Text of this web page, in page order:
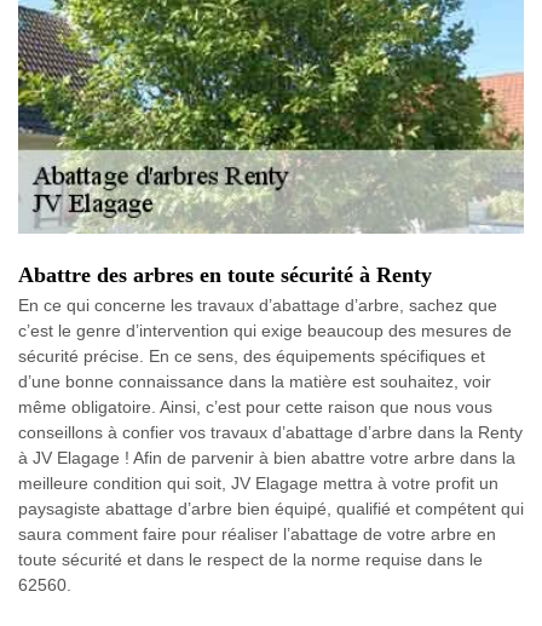
Abattre des arbres en toute sécurité à Renty
En ce qui concerne les travaux d’abattage d’arbre, sachez que
c’est le genre d’intervention qui exige beaucoup des mesures de
sécurité précise. En ce sens, des équipements spécifiques et
d’une bonne connaissance dans la matière est souhaitez, voir
même obligatoire. Ainsi, c’est pour cette raison que nous vous
conseillons à confier vos travaux d’abattage d’arbre dans la Renty
à JV Elagage ! Afin de parvenir à bien abattre votre arbre dans la
meilleure condition qui soit, JV Elagage mettra à votre profit un
paysagiste abattage d’arbre bien équipé, qualifié et compétent qui
saura comment faire pour réaliser l’abattage de votre arbre en
toute sécurité et dans le respect de la norme requise dans le
62560.